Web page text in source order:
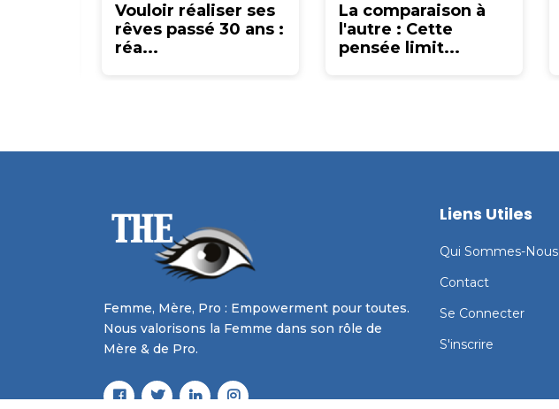
Vouloir réaliser ses
rêves passé 30 ans :
réa...
La comparaison à
l'autre : Cette
pensée limit...
Femme, Mère, Pro : Empowerment pour toutes.
Nous valorisons la Femme dans son rôle de
Mère & de Pro.
Liens Utiles
Qui Sommes-Nous
Contact
Se Connecter
S'inscrire